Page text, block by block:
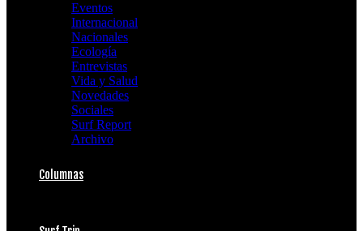
Eventos
Internacional
Nacionales
Ecología
Entrevistas
Vida y Salud
Novedades
Sociales
Surf Report
Archivo
Columnas